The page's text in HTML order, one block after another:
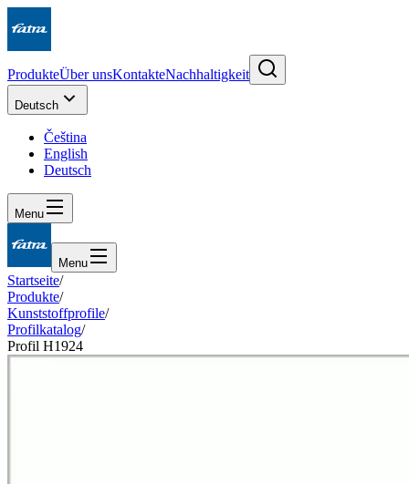
ProdukteÜber unsKontakteNachhaltigkeit
Deutsch
Čeština
English
Deutsch
Menu
Menu
Startseite/
Produkte/
Kunststoffprofile/
Profilkatalog/
Profil H1924